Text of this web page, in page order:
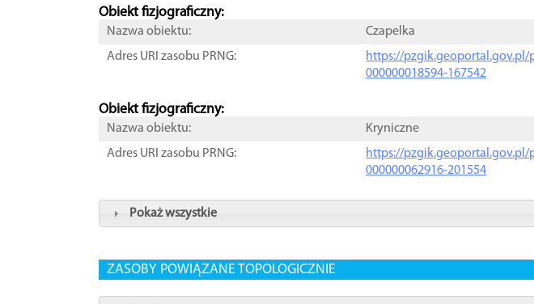
Obiekt fizjograficzny:
Nazwa obiektu:
Czapelka
Adres URI zasobu PRNG:
https://pzgik.geoportal.gov.pl/
000000018594-167542
Obiekt fizjograficzny:
Nazwa obiektu:
Kryniczne
Adres URI zasobu PRNG:
https://pzgik.geoportal.gov.pl/
000000062916-201554
Pokaż wszystkie
ZASOBY POWIĄZANE TOPOLOGICZNIE